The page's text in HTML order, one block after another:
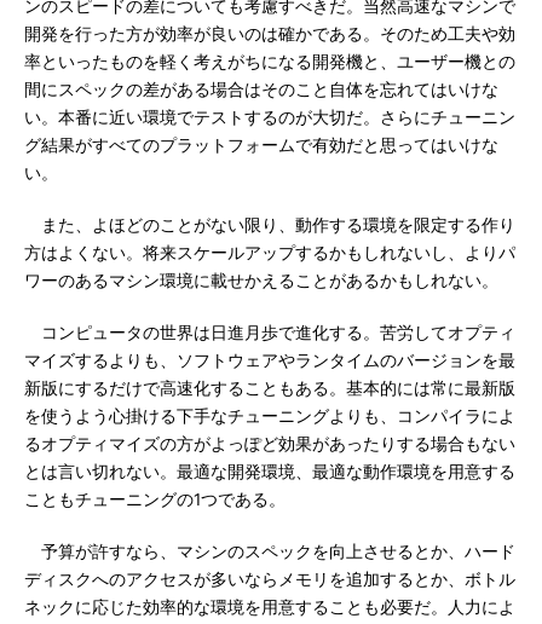
ンのスピードの差についても考慮すべきだ。当然高速なマシンで
開発を行った方が効率が良いのは確かである。そのため工夫や効
率といったものを軽く考えがちになる開発機と、ユーザー機との
間にスペックの差がある場合はそのこと自体を忘れてはいけな
い。本番に近い環境でテストするのが大切だ。さらにチューニン
グ結果がすべてのプラットフォームで有効だと思ってはいけな
い。
また、よほどのことがない限り、動作する環境を限定する作り
方はよくない。将来スケールアップするかもしれないし、よりパ
ワーのあるマシン環境に載せかえることがあるかもしれない。
コンピュータの世界は日進月歩で進化する。苦労してオプティ
マイズするよりも、ソフトウェアやランタイムのバージョンを最
新版にするだけで高速化することもある。基本的には常に最新版
を使うよう心掛ける下手なチューニングよりも、コンパイラによ
るオプティマイズの方がよっぽど効果があったりする場合もない
とは言い切れない。最適な開発環境、最適な動作環境を用意する
こともチューニングの1つである。
予算が許すなら、マシンのスペックを向上させるとか、ハード
ディスクへのアクセスが多いならメモリを追加するとか、ボトル
ネックに応じた効率的な環境を用意することも必要だ。人力によ